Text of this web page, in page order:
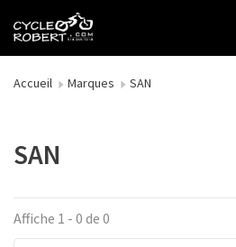
Accueil Marques SAN
SAN
Affiche 1 - 0 de 0